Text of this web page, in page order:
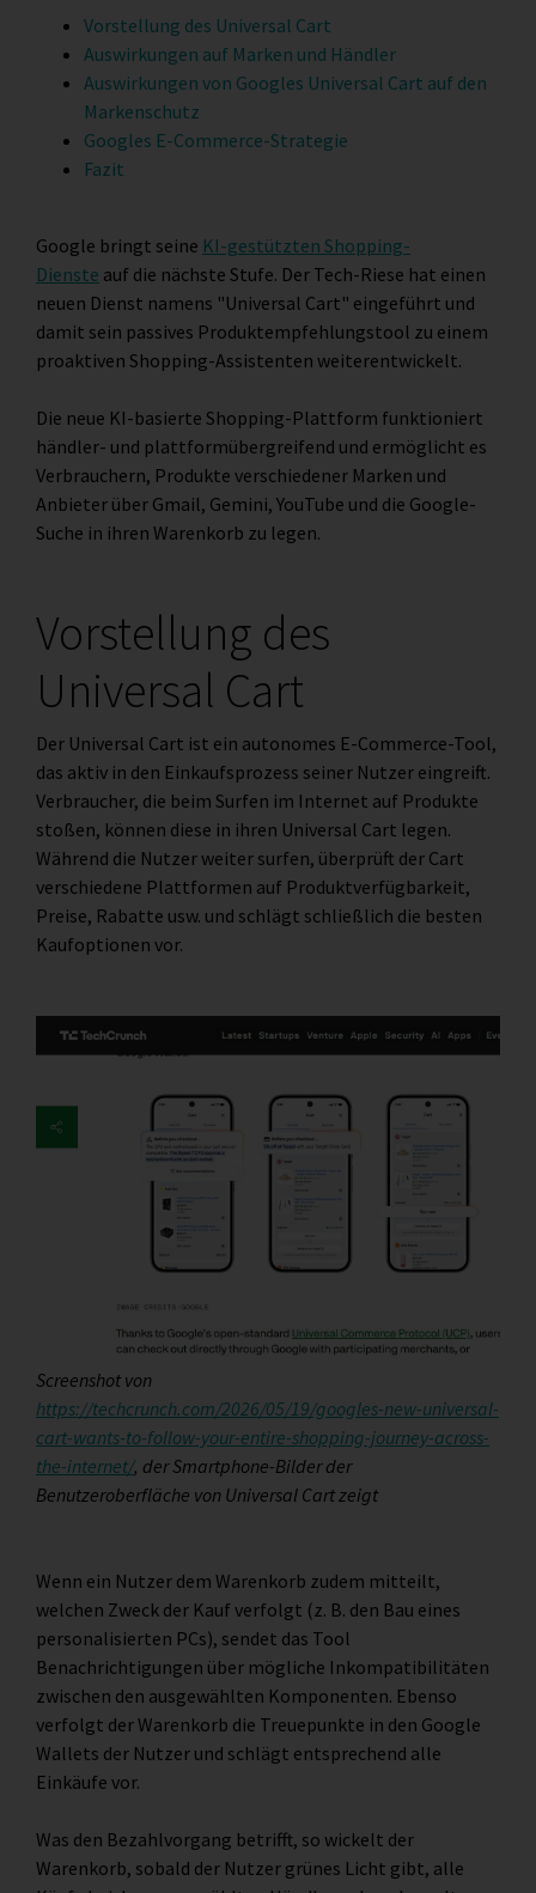
Vorstellung des Universal Cart
Auswirkungen auf Marken und Händler
Auswirkungen von Googles Universal Cart auf den
Markenschutz
Googles E-Commerce-Strategie
Fazit
Google bringt seine KI-gestützten Shopping-
Dienste auf die nächste Stufe. Der Tech-Riese hat einen
neuen Dienst namens "Universal Cart" eingeführt und
damit sein passives Produktempfehlungstool zu einem
proaktiven Shopping-Assistenten weiterentwickelt.
Die neue KI-basierte Shopping-Plattform funktioniert
händler- und plattformübergreifend und ermöglicht es
Verbrauchern, Produkte verschiedener Marken und
Anbieter über Gmail, Gemini, YouTube und die Google-
Suche in ihren Warenkorb zu legen.
Vorstellung des
Universal Cart
Der Universal Cart ist ein autonomes E-Commerce-Tool,
das aktiv in den Einkaufsprozess seiner Nutzer eingreift.
Verbraucher, die beim Surfen im Internet auf Produkte
stoßen, können diese in ihren Universal Cart legen.
Während die Nutzer weiter surfen, überprüft der Cart
verschiedene Plattformen auf Produktverfügbarkeit,
Preise, Rabatte usw. und schlägt schließlich die besten
Kaufoptionen vor.
Screenshot von
https://techcrunch.com/2026/05/19/googles-new-universal-
cart-wants-to-follow-your-entire-shopping-journey-across-
the-internet/, der Smartphone-Bilder der
Benutzeroberfläche von Universal Cart zeigt
Wenn ein Nutzer dem Warenkorb zudem mitteilt,
welchen Zweck der Kauf verfolgt (z. B. den Bau eines
personalisierten PCs), sendet das Tool
Benachrichtigungen über mögliche Inkompatibilitäten
zwischen den ausgewählten Komponenten. Ebenso
verfolgt der Warenkorb die Treuepunkte in den Google
Wallets der Nutzer und schlägt entsprechend alle
Einkäufe vor.
Was den Bezahlvorgang betrifft, so wickelt der
Warenkorb, sobald der Nutzer grünes Licht gibt, alle